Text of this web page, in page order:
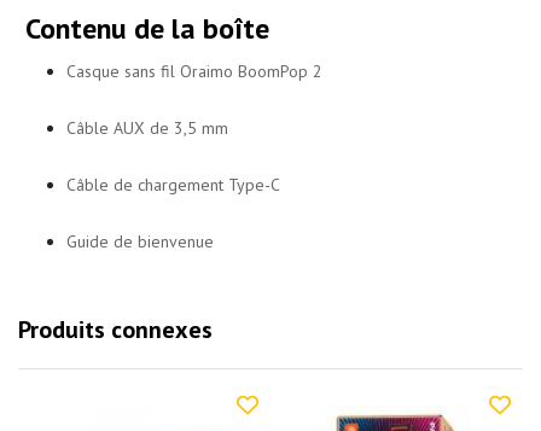
Contenu de la boîte
Casque sans fil Oraimo BoomPop 2
Câble AUX de 3,5 mm
Câble de chargement Type-C
Guide de bienvenue​
Produits connexes